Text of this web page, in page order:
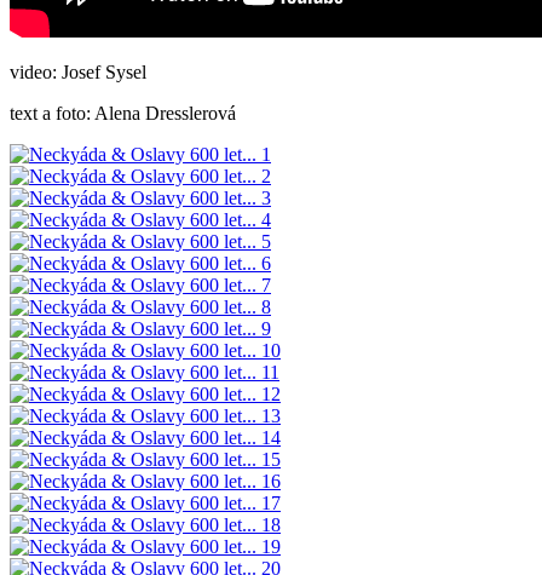
video: Josef Sysel
text a foto: Alena Dresslerová